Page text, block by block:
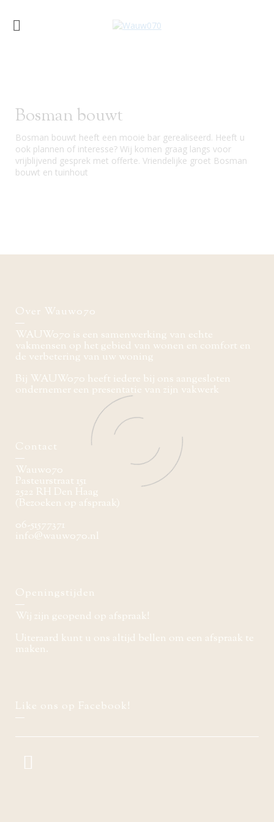
Bosman bouwt
Bosman bouwt heeft een mooie bar gerealiseerd. Heeft u
ook plannen of interesse? Wij komen graag langs voor
vrijblijvend gesprek met offerte. Vriendelijke groet Bosman
bouwt en tuinhout
Over Wauw070
WAUW070 is een samenwerking van echte
vakmensen op het gebied van wonen en comfort en
de verbetering van uw woning
Bij WAUW070 heeft iedere bij ons aangesloten
ondernemer een presentatie van zijn vakwerk
Contact
Wauw070
Pasteurstraat 151
2522 RH Den Haag
(Bezoeken op afspraak)
06-51577371
info@wauw070.nl
Openingstijden
Wij zijn geopend op afspraak!
Uiteraard kunt u ons altijd bellen om een afspraak te
maken.
Like ons op Facebook!